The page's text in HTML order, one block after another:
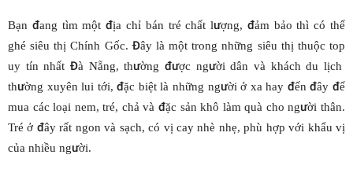
Bạn đang tìm một địa chỉ bán tré chất lượng, đảm bảo thì có thể
ghé siêu thị Chính Gốc. Đây là một trong những siêu thị thuộc top
uy tín nhất Đà Nẵng, thường được người dân và khách du lịch
thường xuyên lui tới, đặc biệt là những người ở xa hay đến đây để
mua các loại nem, tré, chả và đặc sản khô làm quà cho người thân.
Tré ở đây rất ngon và sạch, có vị cay nhè nhẹ, phù hợp với khẩu vị
của nhiều người.